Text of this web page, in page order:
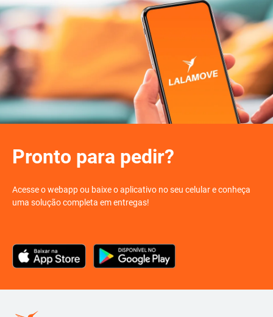
Pronto para pedir?
Acesse o webapp ou baixe o aplicativo no seu celular e conheça
uma solução completa em entregas!